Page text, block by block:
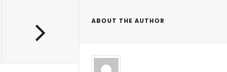
ABOUT THE AUTHOR